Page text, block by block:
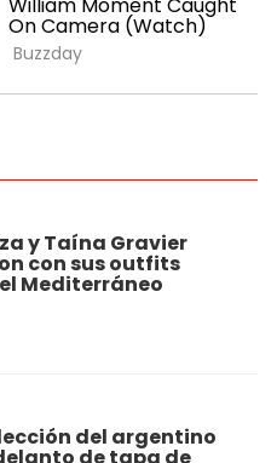
y Taína Gravier
con sus outfits
Mediterráneo
del argentino